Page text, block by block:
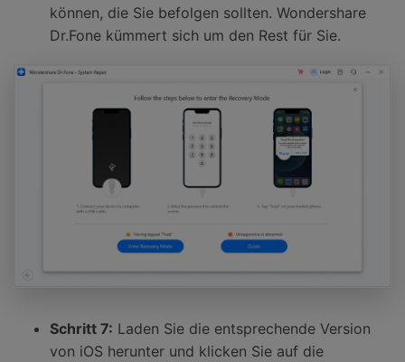
können, die Sie befolgen sollten. Wondershare
Dr.Fone kümmert sich um den Rest für Sie.
Schritt 7: Laden Sie die entsprechende Version
von iOS herunter und klicken Sie auf die